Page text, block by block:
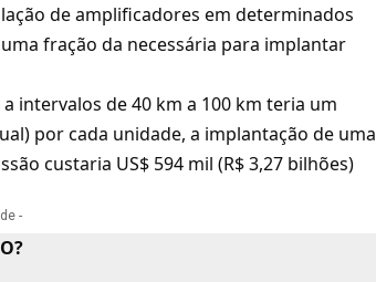
de amplificadores em determinados
fração da necessária para implantar
intervalos de 40 km a 100 km teria um
por cada unidade, a implantação de uma
custaria US$ 594 mil (R$ 3,27 bilhões)
-